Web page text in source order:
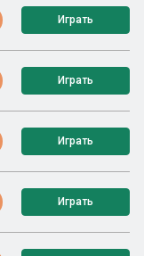
Играть
Играть
Играть
Играть